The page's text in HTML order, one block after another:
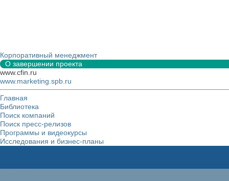
Корпоративный менеджмент
О завершении проекта
www.cfin.ru
www.marketing.spb.ru
Главная
Библиотека
Поиск компаний
Поиск пресс-релизов
Программы и видеокурсы
Исследования и бизнес-планы